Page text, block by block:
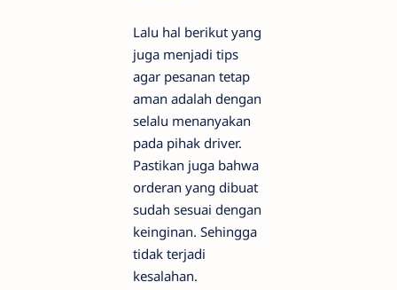
Lalu hal berikut yang
juga menjadi tips
agar pesanan tetap
aman adalah dengan
selalu menanyakan
pada pihak driver.
Pastikan juga bahwa
orderan yang dibuat
sudah sesuai dengan
keinginan. Sehingga
tidak terjadi
kesalahan.